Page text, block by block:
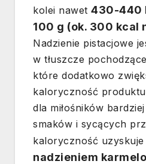
kolei nawet 430-440
100 g (ok. 300 kcal
Nadzienie pistacjowe
w tłuszcze
które dodatkowo
kaloryczność
dla miłośników
smaków i sycących
kaloryczność
nadzieniem